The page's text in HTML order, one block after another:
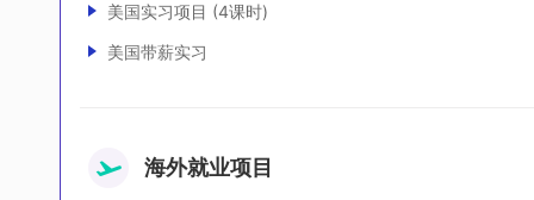
美国实习项目 (4课时)
美国带薪实习
海外就业项目